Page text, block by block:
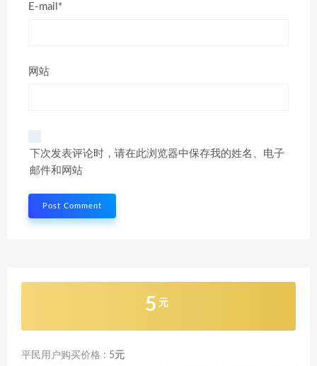
E-mail*
网站
下次发表评论时，请在此浏览器中保存我的姓名、电子
邮件和网站
5 元
平民用户购买价格 : 5元